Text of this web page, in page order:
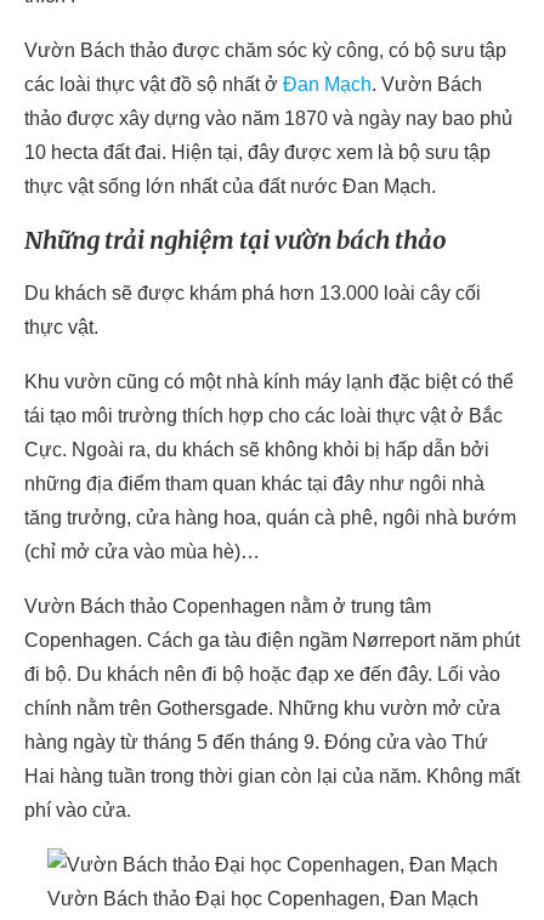
Vườn Bách thảo được chăm sóc kỳ công, có bộ sưu tập
các loài thực vật đồ sộ nhất ở Đan Mạch. Vườn Bách
thảo được xây dựng vào năm 1870 và ngày nay bao phủ
10 hecta đất đai. Hiện tại, đây được xem là bộ sưu tập
thực vật sống lớn nhất của đất nước Đan Mạch.
Những trải nghiệm tại vườn bách thảo
Du khách sẽ được khám phá hơn 13.000 loài cây cối
thực vật.
Khu vườn cũng có một nhà kính máy lạnh đặc biệt có thể
tái tạo môi trường thích hợp cho các loài thực vật ở Bắc
Cực. Ngoài ra, du khách sẽ không khỏi bị hấp dẫn bởi
những địa điểm tham quan khác tại đây như ngôi nhà
tăng trưởng, cửa hàng hoa, quán cà phê, ngôi nhà bướm
(chỉ mở cửa vào mùa hè)…
Vườn Bách thảo Copenhagen nằm ở trung tâm
Copenhagen. Cách ga tàu điện ngầm Nørreport năm phút
đi bộ. Du khách nên đi bộ hoặc đạp xe đến đây. Lối vào
chính nằm trên Gothersgade. Những khu vườn mở cửa
hàng ngày từ tháng 5 đến tháng 9. Đóng cửa vào Thứ
Hai hàng tuần trong thời gian còn lại của năm. Không mất
phí vào cửa.
Vườn Bách thảo Đại học Copenhagen, Đan Mạch